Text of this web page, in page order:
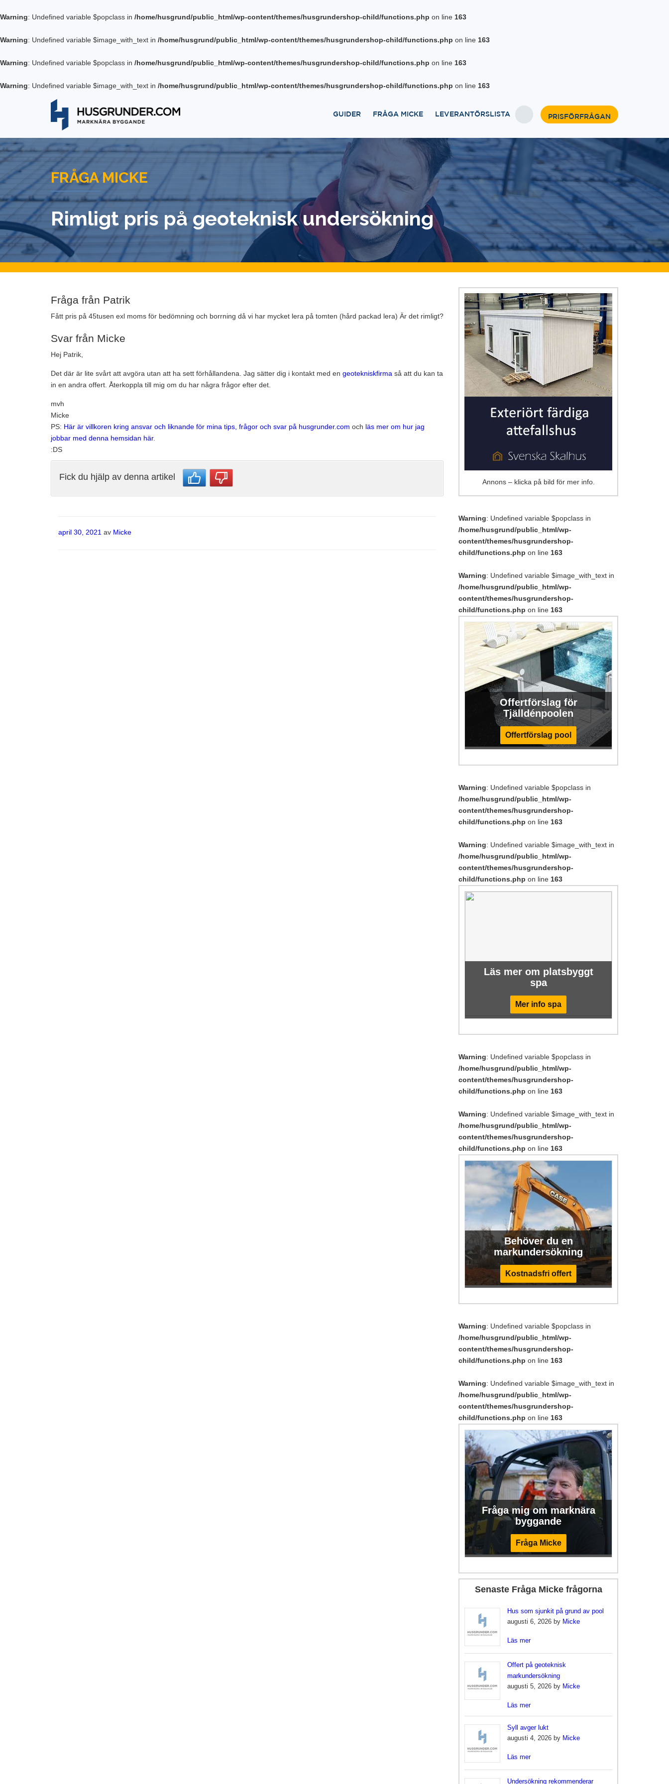
Warning: Undefined variable $popclass in /home/husgrund/public_html/wp-content/themes/husgrundershop-child/functions.php on line 163
Warning: Undefined variable $image_with_text in /home/husgrund/public_html/wp-content/themes/husgrundershop-child/functions.php on line 163
Warning: Undefined variable $popclass in /home/husgrund/public_html/wp-content/themes/husgrundershop-child/functions.php on line 163
Warning: Undefined variable $image_with_text in /home/husgrund/public_html/wp-content/themes/husgrundershop-child/functions.php on line 163
GUIDER FRÅGA MICKE LEVERANTÖRSLISTA PRISFÖRFRÅGAN
FRÅGA MICKE
Rimligt pris på geoteknisk undersökning
Fråga från Patrik
Fått pris på 45tusen exl moms för bedömning och borrning då vi har mycket lera på tomten (hård packad lera) Är det rimligt?
Svar från Micke
Hej Patrik,
Det där är lite svårt att avgöra utan att ha sett förhållandena. Jag sätter dig i kontakt med en geotekniskfirma så att du kan ta
in en andra offert. Återkoppla till mig om du har några frågor efter det.
mvh
Micke
PS: Här är villkoren kring ansvar och liknande för mina tips, frågor och svar på husgrunder.com och läs mer om hur jag
jobbar med denna hemsidan här.
:DS
Fick du hjälp av denna artikel
Publicerat
april 30, 2021 av Micke
Annons – klicka på bild för mer info.
Warning: Undefined variable $popclass in
/home/husgrund/public_html/wp-
content/themes/husgrundershop-
child/functions.php on line 163
Warning: Undefined variable $image_with_text in
/home/husgrund/public_html/wp-
content/themes/husgrundershop-
child/functions.php on line 163
Offertförslag för
Tjälldénpoolen
Offertförslag pool
Warning: Undefined variable $popclass in
/home/husgrund/public_html/wp-
content/themes/husgrundershop-
child/functions.php on line 163
Warning: Undefined variable $image_with_text in
/home/husgrund/public_html/wp-
content/themes/husgrundershop-
child/functions.php on line 163
Läs mer om platsbyggt
spa
Mer info spa
Warning: Undefined variable $popclass in
/home/husgrund/public_html/wp-
content/themes/husgrundershop-
child/functions.php on line 163
Warning: Undefined variable $image_with_text in
/home/husgrund/public_html/wp-
content/themes/husgrundershop-
child/functions.php on line 163
Behöver du en
markundersökning
Kostnadsfri offert
Warning: Undefined variable $popclass in
/home/husgrund/public_html/wp-
content/themes/husgrundershop-
child/functions.php on line 163
Warning: Undefined variable $image_with_text in
/home/husgrund/public_html/wp-
content/themes/husgrundershop-
child/functions.php on line 163
Fråga mig om marknära
byggande
Fråga Micke
Senaste Fråga Micke frågorna
Hus som sjunkit på grund av pool
augusti 6, 2026 by Micke
Läs mer
Offert på geoteknisk
markundersökning
augusti 5, 2026 by Micke
Läs mer
Syll avger lukt
augusti 4, 2026 by Micke
Läs mer
Undersökning rekommenderar